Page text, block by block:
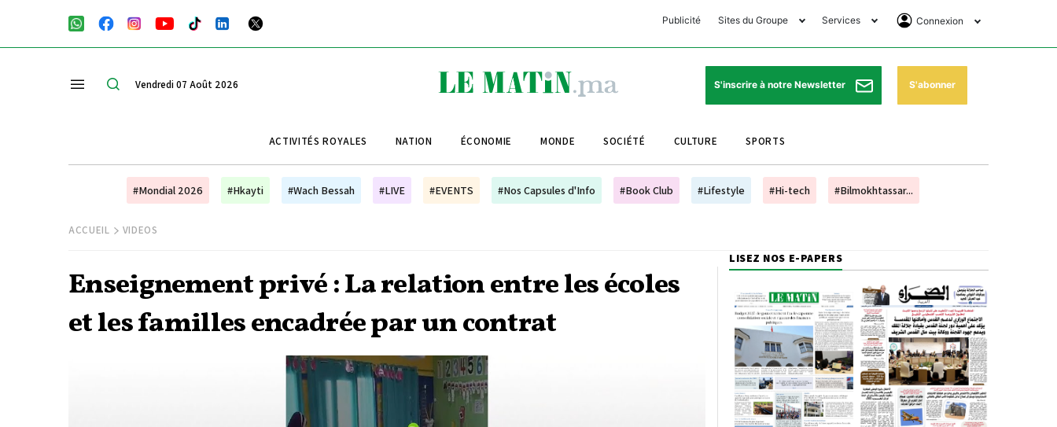
Publicité Sites du Groupe
Club Avantages
Le Matin Sports
Le Matin Store
Le Matin Annonces
Morocco Today Forum
Bookclub
Services
Horaires de prières
Pharmacies de garde
Programme TV
Cinéma
Connexion
Se Connecter
Abonnement
Vendredi 07 Août 2026 S'inscrire à notre Newsletter S'abonner
ACTIVITÉS ROYALES NATION ÉCONOMIE MONDE SOCIÉTÉ CULTURE SPORTS
#Mondial 2026 #Hkayti #Wach Bessah #LIVE #EVENTS #Nos Capsules d'Info #Book Club #Lifestyle #Hi-tech #Bilmokhtassar...
ACCUEIL VIDEOS
Enseignement privé : La relation entre les écoles
et les familles encadrée par un contrat
LISEZ NOS E-PAPERS